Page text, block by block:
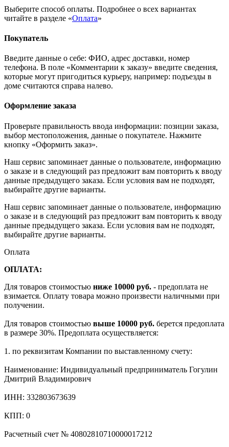
Выберите способ оплаты. Подробнее о всех вариантах
читайте в разделе «Оплата»
Покупатель
Введите данные о себе: ФИО, адрес доставки, номер
телефона. В поле «Комментарии к заказу» введите сведения,
которые могут пригодиться курьеру, например: подъезды в
доме считаются справа налево.
Оформление заказа
Проверьте правильность ввода информации: позиции заказа,
выбор местоположения, данные о покупателе. Нажмите
кнопку «Оформить заказ».
Наш сервис запоминает данные о пользователе, информацию
о заказе и в следующий раз предложит вам повторить к вводу
данные предыдущего заказа. Если условия вам не подходят,
выбирайте другие варианты.
Наш сервис запоминает данные о пользователе, информацию
о заказе и в следующий раз предложит вам повторить к вводу
данные предыдущего заказа. Если условия вам не подходят,
выбирайте другие варианты.
Оплата
ОПЛАТА:
Для товаров стоимостью ниже 10000 руб. - предоплата не
взимается. Оплату товара можно произвести наличными при
получении.
Для товаров стоимостью выше 10000 руб. берется предоплата
в размере 30%. Предоплата осуществляется:
1. по реквизитам Компании по выставленному счету:
Наименование: Индивидуальный предприниматель Гогулин
Дмитрий Владимирович
ИНН: 332803673639
КПП: 0
Расчетный счет № 40802810710000017212